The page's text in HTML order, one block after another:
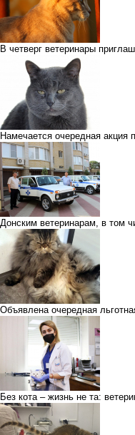
В четверг ветеринары
Намечается очередная акция
Донским ветеринарам, в том
Объявлена очередная
Без кота – жизнь не та: